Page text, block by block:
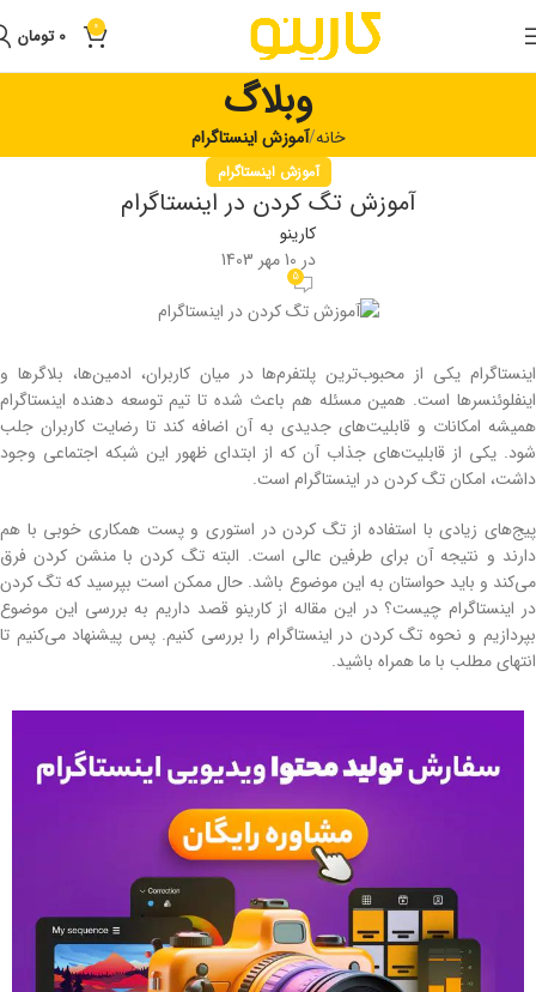
0
0 تومان
وبلاگ
خانه آموزش اینستاگرام
آموزش اینستاگرام
آموزش تگ كردن در اينستاگرام
کارینو
در 10 مهر 1403
5
اینستاگرام یکی از محبوب‌ترین پلتفرم‌ها در میان کاربران، ادمین‌ها، بلاگرها و
اینفلوئنسرها است. همین مسئله هم باعث شده تا تیم توسعه‌ دهنده اینستاگرام
همیشه امکانات و قابلیت‌های جدیدی به آن اضافه کند تا رضایت کاربران جلب
شود. یکی از قابلیت‌های جذاب آن که از ابتدای ظهور این شبکه اجتماعی وجود
داشت، امکان تگ كردن در اينستاگرام است.
پیج‌های زیادی با استفاده از تگ کردن در استوری و پست همکاری خوبی با هم
دارند و نتیجه آن برای طرفین عالی است. البته تگ کردن با منشن کردن فرق
می‌کند و باید حواستان به این موضوع باشد. حال ممکن است بپرسید که تگ كردن
در اينستاگرام چیست؟ در این مقاله از کارینو قصد داریم به بررسی این موضوع
بپردازیم و نحوه تگ كردن در اينستاگرام را بررسی کنیم. پس پیشنهاد می‌کنیم تا
انتهای مطلب با ما همراه باشید.